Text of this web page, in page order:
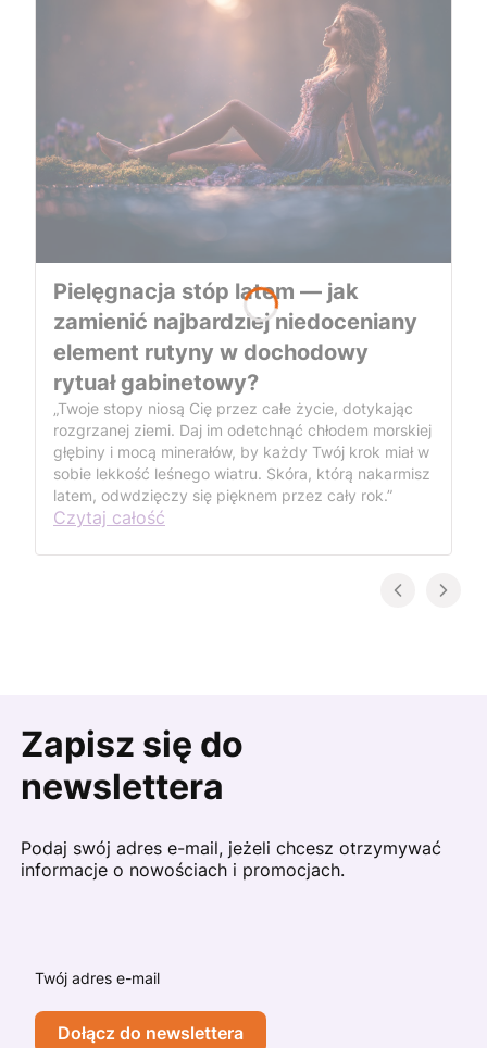
Pielęgnacja stóp latem — jak
zamienić najbardziej niedoceniany
element rutyny w dochodowy
rytuał gabinetowy?
„Twoje stopy niosą Cię przez całe życie, dotykając
rozgrzanej ziemi. Daj im odetchnąć chłodem morskiej
głębiny i mocą minerałów, by każdy Twój krok miał w
sobie lekkość leśnego wiatru. Skóra, którą nakarmisz
latem, odwdzięczy się pięknem przez cały rok.”
Czytaj całość
Zapisz się do
newslettera
Podaj swój adres e-mail, jeżeli chcesz otrzymywać
informacje o nowościach i promocjach.
Twój adres e-mail
Dołącz do newslettera